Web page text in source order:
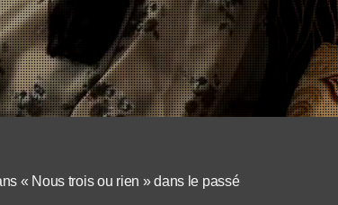
« Nous trois ou rien » dans le passé